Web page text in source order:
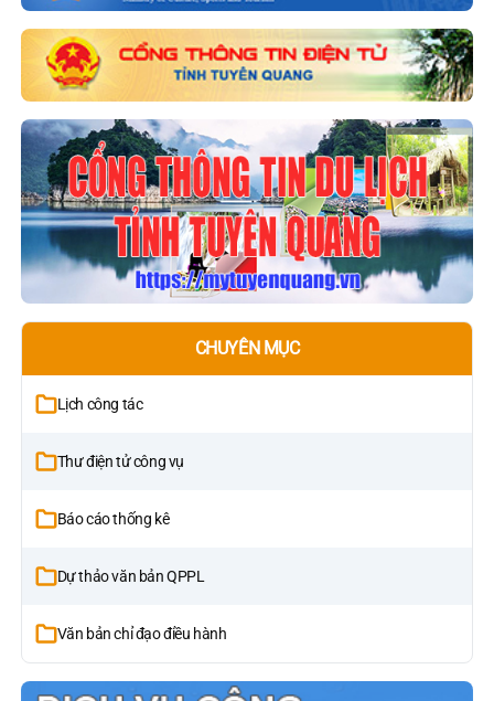
CHUYÊN MỤC
Lịch công tác
Thư điện tử công vụ
Báo cáo thống kê
Dự thảo văn bản QPPL
Văn bản chỉ đạo điều hành